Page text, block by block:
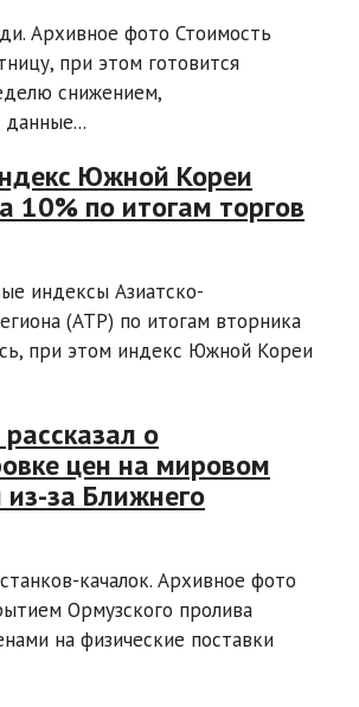
Архивное фото Стоимость
при этом готовится
снижением,
Южной Кореи
10% по итогам торгов
индексы Азиатско-
(АТР) по итогам вторника
при этом индекс Южной Кореи
о
цен на мировом
за Ближнего
качалок. Архивное фото
Ормузского пролива
на физические поставки